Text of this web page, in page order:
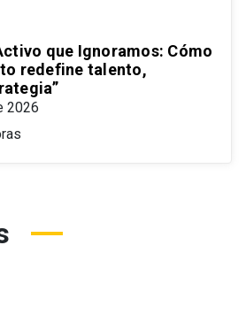
que Ignoramos: Cómo
redefine talento,
2026